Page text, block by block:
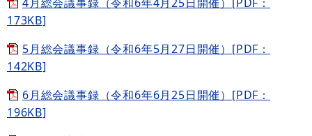
173KB]
5月総会議事録（令和6年5月27日開催）[PDF：
142KB]
6月総会議事録（令和6年6月25日開催）[PDF：
196KB]